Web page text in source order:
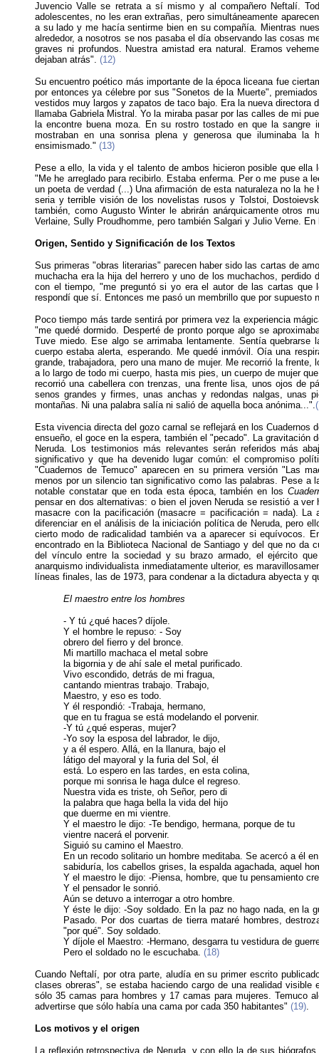
Juvencio Valle se retrata a sí mismo y al compañero Neftalí.
adolescentes, no les eran extrañas, pero simultáneamente
a su lado y me hacía sentirme bien en su compañía. Mientras
alrededor, a nosotros se nos pasaba el día observando las cosas
graves ni profundos. Nuestra amistad era natural. Eramos
dejaban atrás". (12)
Su encuentro poético más importante de la época liceana fue
por entonces ya célebre por sus "Sonetos de la Muerte",
vestidos muy largos y zapatos de taco bajo. Era la nueva
llamaba Gabriela Mistral. Yo la miraba pasar por las calles de mi
la encontre buena moza. En su rostro tostado en que la sangre
mostraban en una sonrisa plena y generosa que iluminaba
ensimismado." (13)
Pese a ello, la vida y el talento de ambos hicieron posible que
"Me he arreglado para recibirlo. Estaba enferma. Per o me puse a
un poeta de verdad (...) Una afirmación de esta naturaleza no la he
seria y terrible visión de los novelistas rusos y Tolstoi,
también, como Augusto Winter le abrirán anárquicamente otros
Verlaine, Sully Proudhomme, pero también Salgari y Julio Verne.
Origen, Sentido y Significación de los Textos
Sus primeras "obras literarias" parecen haber sido las cartas de
muchacha era la hija del herrero y uno de los muchachos,
con el tiempo, "me preguntó si yo era el autor de las cartas
respondí que sí. Entonces me pasó un membrillo que por supuesto
Poco tiempo más tarde sentirá por primera vez la experiencia
"me quedé dormido. Desperté de pronto porque algo se
Tuve miedo. Ese algo se arrimaba lentamente. Sentía
cuerpo estaba alerta, esperando. Me quedé inmóvil. Oía una
grande, trabajadora, pero una mano de mujer. Me recorrió la
a lo largo de todo mi cuerpo, hasta mis pies, un cuerpo de mujer
recorrió una cabellera con trenzas, una frente lisa, unos ojos de
senos grandes y firmes, unas anchas y redondas nalgas, unas
montañas. Ni una palabra salía ni salió de aquella boca anónima...".
Esta vivencia directa del gozo carnal se reflejará en los
ensueño, el goce en la espera, también el "pecado". La gravitación
Neruda. Los testimonios más relevantes serán referidos más
significativo y que ha devenido lugar común: el compromiso
"Cuadernos de Temuco" aparecen en su primera versión "Las
menos por un silencio tan significativo como las palabras. Pese
notable constatar que en toda esta época, también en los
pensar en dos alternativas: o bien el joven Neruda se resistió a
masacre con la pacificación (masacre = pacificación = nada).
diferenciar en el análisis de la iniciación política de Neruda, pero
cierto modo de radicalidad también va a aparecer si equívocos.
encontrado en la Biblioteca Nacional de Santiago y del que no da
del vínculo entre la sociedad y su brazo armado, el ejército
anarquismo individualista inmediatamente ulterior, es
líneas finales, las de 1973, para condenar a la dictadura abyecta y
El maestro entre los hombres
- Y tú ¿qué haces? díjole.
Y el hombre le repuso: - Soy
obrero del fierro y del bronce.
Mi martillo machaca el metal sobre
la bigornia y de ahí sale el metal purificado.
Vivo escondido, detrás de mi fragua,
cantando mientras trabajo. Trabajo,
Maestro, y eso es todo.
Y él respondió: -Trabaja, hermano,
que en tu fragua se está modelando el porvenir.
-Y tú ¿qué esperas, mujer?
-Yo soy la esposa del labrador, le dijo,
y a él espero. Allá, en la llanura, bajo el
látigo del mayoral y la furia del Sol, él
está. Lo espero en las tardes, en esta colina,
porque mi sonrisa le haga dulce el regreso.
Nuestra vida es triste, oh Señor, pero di
la palabra que haga bella la vida del hijo
que duerme en mi vientre.
Y el maestro le dijo: -Te bendigo, hermana, porque de tu
vientre nacerá el porvenir.
Siguió su camino el Maestro.
En un recodo solitario un hombre meditaba. Se acercó a él
sabiduría, los cabellos grises, la espalda agachada, aquel
Y el maestro le dijo: -Piensa, hombre, que tu pensamiento
Y el pensador le sonrió.
Aún se detuvo a interrogar a otro hombre.
Y éste le dijo: -Soy soldado. En la paz no hago nada, en la
Pasado. Por dos cuartas de tierra mataré hombres,
"por qué". Soy soldado.
Y díjole el Maestro: -Hermano, desgarra tu vestidura de
Pero el soldado no le escuchaba. (18)
Cuando Neftalí, por otra parte, aludía en su primer escrito
clases obreras", se estaba haciendo cargo de una realidad
sólo 35 camas para hombres y 17 camas para mujeres. Temuco
advertirse que sólo había una cama por cada 350 habitantes" (19).
Los motivos y el origen
La reflexión retrospectiva de Neruda, y con ello la de sus